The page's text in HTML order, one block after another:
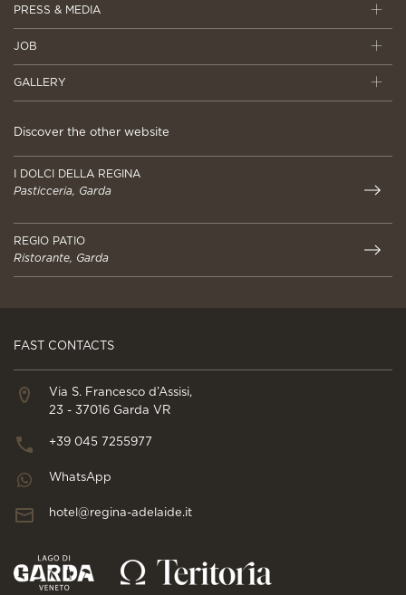
PRESS & MEDIA
JOB
GALLERY
Discover the other website
I DOLCI DELLA REGINA
Pasticceria, Garda
REGIO PATIO
Ristorante, Garda
FAST CONTACTS
Via S. Francesco d’Assisi,
23 - 37016 Garda VR
+39 045 7255977
WhatsApp
hotel@regina-adelaide.it